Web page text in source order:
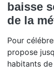
baisse
de la
Pour
propose
habitants de